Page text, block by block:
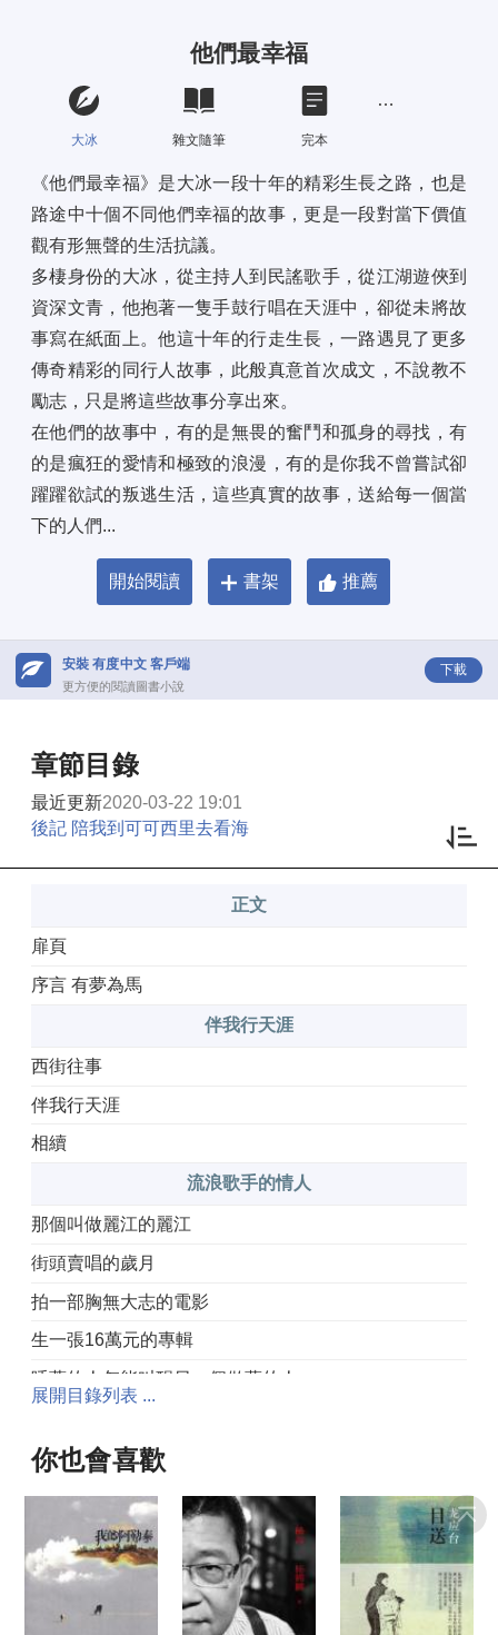
他們最幸福
大冰 雜文隨筆 完本
《他們最幸福》是大冰一段十年的精彩生長之路，也是
路途中十個不同他們幸福的故事，更是一段對當下價值
觀有形無聲的生活抗議。
多棲身份的大冰，從主持人到民謠歌手，從江湖遊俠到
資深文青，他抱著一隻手鼓行唱在天涯中，卻從未將故
事寫在紙面上。他這十年的行走生長，一路遇見了更多
傳奇精彩的同行人故事，此般真意首次成文，不說教不
勵志，只是將這些故事分享出來。
在他們的故事中，有的是無畏的奮鬥和孤身的尋找，有
的是瘋狂的愛情和極致的浪漫，有的是你我不曾嘗試卻
躍躍欲試的叛逃生活，這些真實的故事，送給每一個當
下的人們...
開始閱讀 書架 推薦
安裝 有度中文 客戶端
更方便的閱讀圖書小說
下載
章節目錄
最近更新2020-03-22 19:01
後記 陪我到可可西里去看海
正文
扉頁
序言 有夢為馬
伴我行天涯
西街往事
伴我行天涯
相續
流浪歌手的情人
那個叫做麗江的麗江
街頭賣唱的歲月
拍一部胸無大志的電影
生一張16萬元的專輯
睡著的人怎能叫醒另一個做夢的人
一顆愛上榴槤的甜瓜
幸福的出口，有那麼單一嗎？
送你一顆糖
一個女人的兩個第一次
一個女人的環球流浪
展開目錄列表 ...
你也會喜歡